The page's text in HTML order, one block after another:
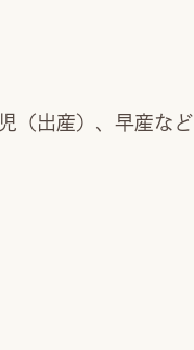
（出産）、早産など